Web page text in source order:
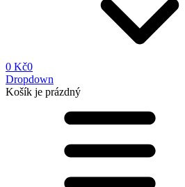
0 Kč0
Dropdown
Košík je prázdný